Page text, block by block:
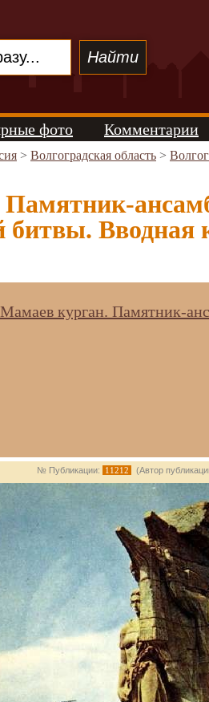
фото Комментарии
> Волгоградская область >
битвы. Вводная
Мамаев курган. Памятник-
№ Публикации: 11212 (Автор